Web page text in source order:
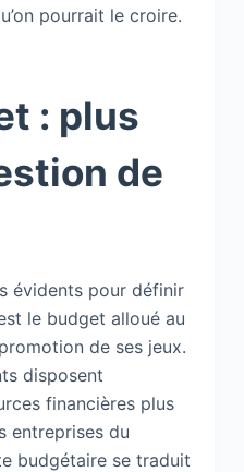
pourrait le croire.
: plus
de
évidents pour définir
le budget alloué au
de ses jeux.
disposent
financières plus
entreprises du
budgétaire se traduit